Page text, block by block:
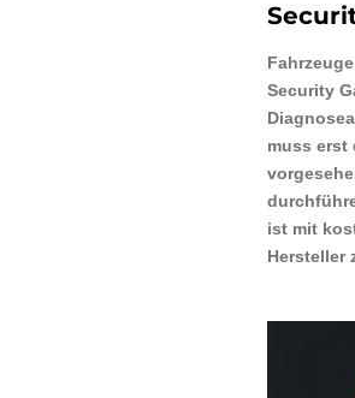
Security
muss erst
ist mit
Hersteller